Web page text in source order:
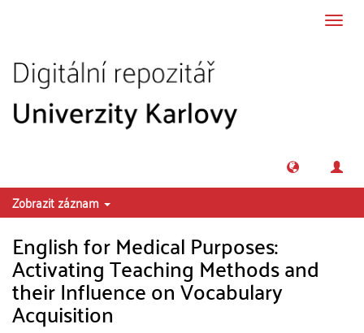
Zobrazit záznam
English for Medical Purposes:
Activating Teaching Methods and
their Influence on Vocabulary
Acquisition